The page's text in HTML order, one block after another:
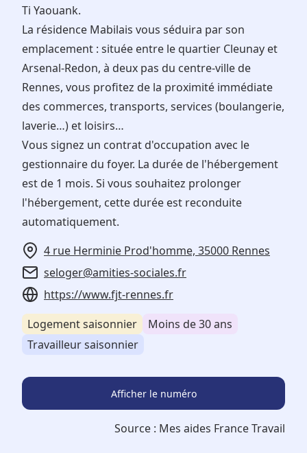
Ti Yaouank.
La résidence Mabilais vous séduira par son
emplacement : située entre le quartier Cleunay et
Arsenal-Redon, à deux pas du centre-ville de
Rennes, vous profitez de la proximité immédiate
des commerces, transports, services (boulangerie,
laverie…) et loisirs…
Vous signez un contrat d'occupation avec le
gestionnaire du foyer. La durée de l'hébergement
est de 1 mois. Si vous souhaitez prolonger
l'hébergement, cette durée est reconduite
automatiquement.
4 rue Herminie Prod'homme, 35000 Rennes
seloger@amities-sociales.fr
https://www.fjt-rennes.fr
Logement saisonnier
Moins de 30 ans
Travailleur saisonnier
Afficher le numéro
Source : Mes aides France Travail